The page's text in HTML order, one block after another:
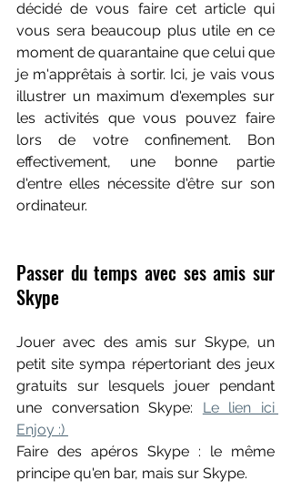
décidé de vous faire cet article qui
vous sera beaucoup plus utile en ce
moment de quarantaine que celui que
je m'apprêtais à sortir. Ici, je vais vous
illustrer un maximum d'exemples sur
les activités que vous pouvez faire
lors de votre confinement. Bon
effectivement, une bonne partie
d'entre elles nécessite d'être sur son
ordinateur.
Passer du temps avec ses amis sur
Skype
Jouer avec des amis sur Skype, un
petit site sympa répertoriant des jeux
gratuits sur lesquels jouer pendant
une conversation Skype: Le lien ici
Enjoy :)
Faire des apéros Skype : le même
principe qu'en bar, mais sur Skype.